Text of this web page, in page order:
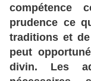
compétence
prudence ce
traditions et
peut
divin. Les